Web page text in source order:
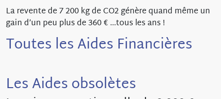
La revente de 7 200 kg de CO2 génère quand même un
gain d’un peu plus de 360 € ...tous les ans !
Toutes les Aides Financières
Les Aides obsolètes